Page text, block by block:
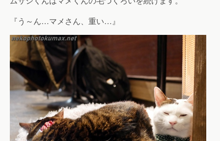
『う～ん…マメさん、重い…』